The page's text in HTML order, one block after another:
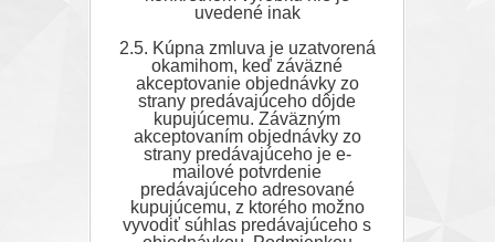
uvedené inak
2.5. Kúpna zmluva je uzatvorená
okamihom, keď záväzné
akceptovanie objednávky zo
strany predávajúceho dôjde
kupujúcemu. Záväzným
akceptovaním objednávky zo
strany predávajúceho je e-
mailové potvrdenie
predávajúceho adresované
kupujúcemu, z ktorého možno
vyvodiť súhlas predávajúceho s